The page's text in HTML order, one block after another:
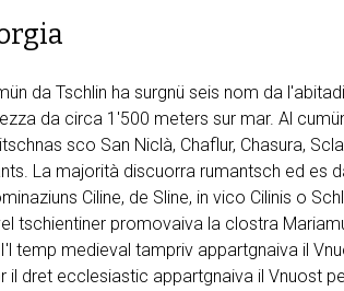
da Tschlin ha surgnü seis nom da
da circa 1'500 meters sur mar. Al
sco San Niclà, Chaflur, Chasura,
La majorità discuorra rumantsch ed es
Ciline, de Sline, in vico Cilinis o
tschientiner promovaiva la clostra
temp medieval tampriv appartgnaiva il
il dret ecclesiastic appartgnaiva il Vnuost